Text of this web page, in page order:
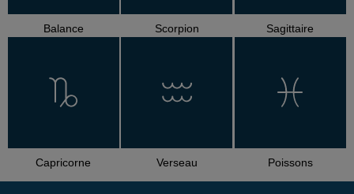
Balance Scorpion Sagittaire
Capricorne Verseau Poissons